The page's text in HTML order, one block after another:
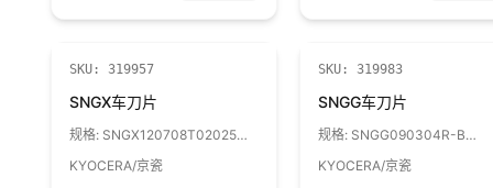
SKU: 319957
SNGX车刀片
规格: SNGX120708T02025
KYOCERA/京瓷
SKU: 319983
SNGG车刀片
规格: SNGG090304R-B
KYOCERA/京瓷